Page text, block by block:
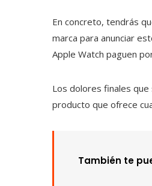
En concreto, tendrás
marca para anunciar
Apple Watch paguen
Los dolores finales que
producto que ofrece
También te